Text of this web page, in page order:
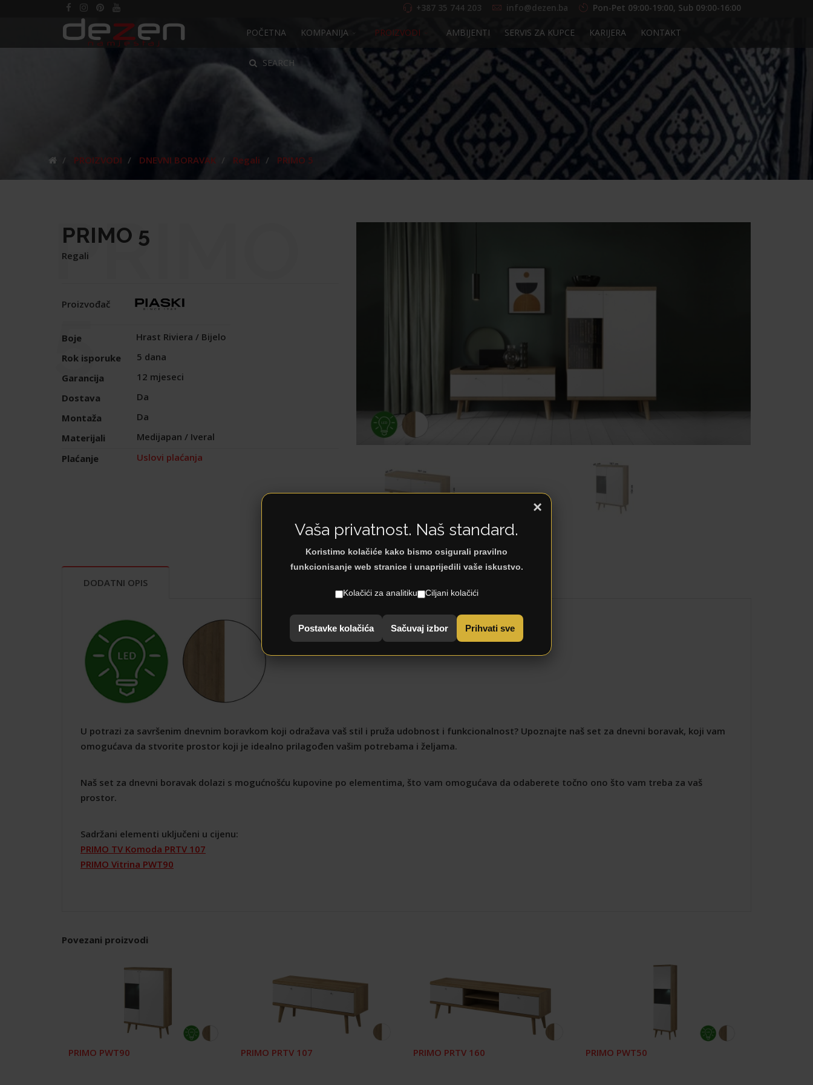
POČETNA KOMPANIJA PROIZVODI AMBIJENTI SERVIS ZA KUPCE KARIJERA KONTAKT
SEARCH
+387 35 744 203 info@dezen.ba Pon-Pet 09:00-19:00, Sub 09:00-16:00
PROIZVODI DNEVNI BORAVAK Regali PRIMO 5
PRIMO
5
PRIMO 5
Regali
Proizvođač
Boje
Hrast Riviera / Bijelo
Rok isporuke
5 dana
Garancija
12 mjeseci
Dostava
Da
Montaža
Da
Materijali
Medijapan / Iveral
Plaćanje
Uslovi plaćanja
DODATNI OPIS
U potrazi za savršenim dnevnim boravkom koji odražava vaš stil i pruža udobnost i funkcionalnost? Upoznajte naš set za dnevni boravak, koji vam
omogućava da stvorite prostor koji je idealno prilagođen vašim potrebama i željama.
Naš set za dnevni boravak dolazi s mogućnošću kupovine po elementima, što vam omogućava da odaberete točno ono što vam treba za vaš
prostor.
Sadržani elementi uključeni u cijenu:
PRIMO TV Komoda PRTV 107
PRIMO Vitrina PWT90
Povezani proizvodi
PRIMO PWT90 PRIMO PRTV 107 PRIMO PRTV 160 PRIMO PWT50
×
Vaša privatnost. Naš standard.
Koristimo kolačiće kako bismo osigurali pravilno
funkcionisanje web stranice i unaprijedili vaše iskustvo.
Kolačići za analitiku Ciljani kolačići
Postavke kolačića Sačuvaj izbor Prihvati sve